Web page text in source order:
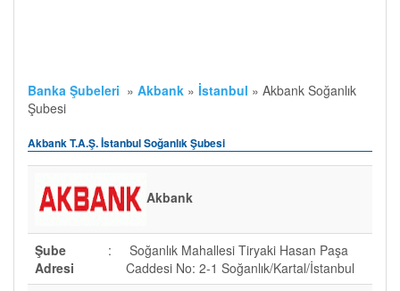
Banka Şubeleri » Akbank » İstanbul » Akbank Soğanlık
Şubesi
Akbank T.A.Ş. İstanbul Soğanlık Şubesi
Akbank
Şube
Adresi
:
Soğanlık Mahallesi Tiryaki Hasan Paşa
Caddesi No: 2-1 Soğanlık/Kartal/İstanbul